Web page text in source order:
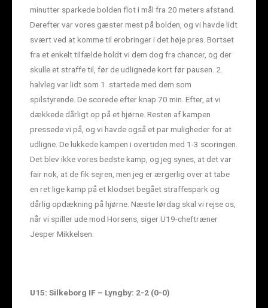
minutter sparkede bolden flot i mål fra 20 meters afstand.
Derefter var vores gæster mest på bolden, og vi havde lidt
svært ved at komme til erobringer i det høje pres. Bortset
fra et enkelt tilfælde holdt vi dem dog fra chancer, og der
skulle et straffe til, før de udlignede kort før pausen. 2.
halvleg var lidt som 1. startede med dem som
spilstyrende. De scorede efter knap 70 min. Efter, at vi
dækkede dårligt op på et hjørne. Resten af kampen
pressede vi på, og vi havde også et par muligheder for at
udligne. De lukkede kampen i overtiden med 1-3 scoringen.
Det blev ikke vores bedste kamp, og jeg synes, at det var
fair nok, at de fik sejren, men jeg er ærgerlig over at tabe
en ret lige kamp på et klodset begået straffespark og
dårlig opdækning på hjørne. Næste lørdag skal vi rejse os,
når vi spiller ude mod Horsens, siger U19-cheftræner
Jesper Mikkelsen.
U15: Silkeborg IF – Lyngby: 2-2 (0-0)